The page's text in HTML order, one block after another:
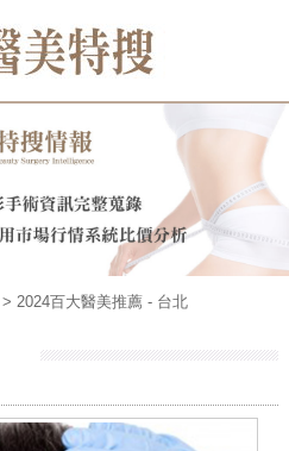
2024百大醫美推薦 - 台北